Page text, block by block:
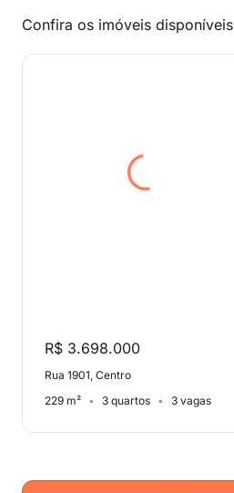
Confira os imóveis disponíveis
R$ 3.698.000
Rua 1901, Centro
229 m²
3 quartos 3 vagas